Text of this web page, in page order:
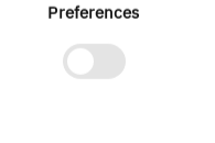
Preferences
avser återköpa